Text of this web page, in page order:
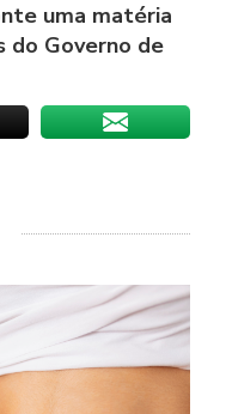
uma matéria
do Governo de